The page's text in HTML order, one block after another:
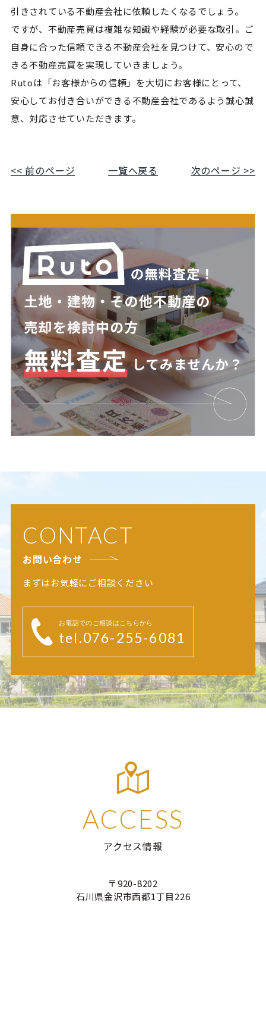
引きされている不動産会社に依頼したくなるでしょう。
ですが、不動産売買は複雑な知識や経験が必要な取引。ご
自身に合った信頼できる不動産会社を見つけて、安心ので
きる不動産売買を実現していきましょう。
Rutoは「お客様からの信頼」を大切にお客様にとって、
安心してお付き合いができる不動産会社であるよう誠心誠
意、対応させていただきます。
<< 前のページ 一覧へ戻る 次のページ >>
CONTACT
お問い合わせ
まずはお気軽にご相談ください
お電話でのご相談はこちらから
tel.076-255-6081
ACCESS
アクセス情報
〒920-8202
石川県金沢市西都1丁目226